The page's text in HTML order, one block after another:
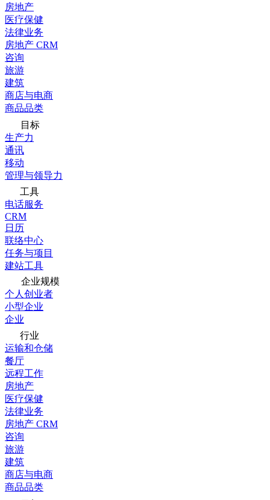
房地产
医疗保健
法律业务
房地产 CRM
咨询
旅游
建筑
商店与电商
商品品类
目标
生产力
通讯
移动
管理与领导力
工具
电话服务
CRM
日历
联络中心
任务与项目
建站工具
企业规模
个人创业者
小型企业
企业
行业
运输和仓储
餐厅
远程工作
房地产
医疗保健
法律业务
房地产 CRM
咨询
旅游
建筑
商店与电商
商品品类